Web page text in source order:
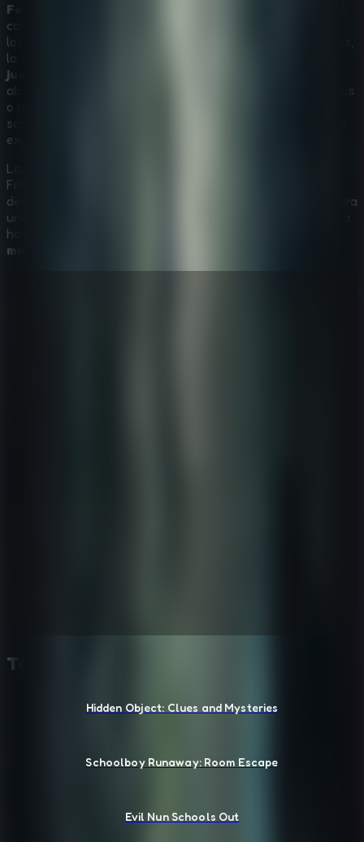
Forgotten Palace
convirtiéndose en una opción imprescindible para fans de
los
la ambientación envolvente y la tensión propia de los
juegos de escape de terror
absorbente. Ya seas un aventurero en solitario como Darius
o prefieras
satisfacción de descubrir los secretos de la historia es una
experiencia que no olvidarás.
Las puertas antiguas se han cerrado y los secretos del
Forgotten Palace te esperan. ¿Podrás encontrar la salida y
descubrir la verdad tras las ruinas? Reúne a tus amigos para
una aventura de
hoy este emocionante viaje de
misterio
También te puede gustar
Hidden Object: Clues and Mysteries
Schoolboy Runaway: Room Escape
Evil Nun Schools Out